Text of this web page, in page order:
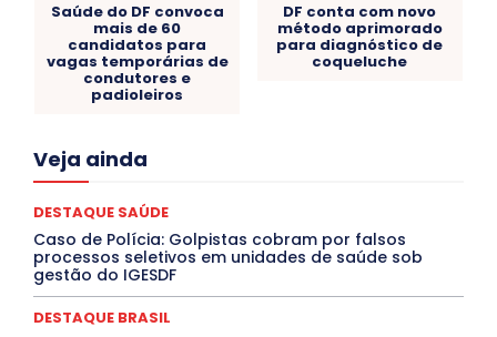
Saúde do DF convoca
mais de 60
candidatos para
vagas temporárias de
condutores e
padioleiros
DF conta com novo
método aprimorado
para diagnóstico de
coqueluche
Veja ainda
Acre
Congressuanas & Esplanadumas
Covid-19
Crônica Política Crônicas
Cultura e Tal
DANÇA Dengue
Denuncia
DESTAQUE BRASIL
DESTAQUE DF
DESTAQUE SAÚDE
DESTAQUES OUTROS
ELEIÇÕES
DESTAQUE SAÚDE
Caso de Polícia: Golpistas cobram por falsos
processos seletivos em unidades de saúde sob
gestão do IGESDF
DESTAQUE BRASIL